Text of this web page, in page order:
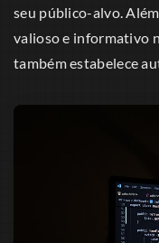
seu público-alvo.
valioso e informativo
também estabelece